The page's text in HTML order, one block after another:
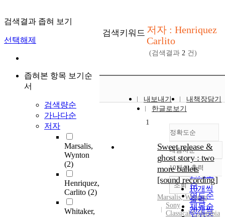
검색결과 좁혀 보기
선택해제
좁혀본 항목 보기순
서
검색량순
가나다순
저자
Marsalis,
Wynton
(2)
Henriquez,
Carlito (2)
Whitaker,
검색키워드 저자 : Henriquez
Carlito
(검색결과 2 건)
내보내기
내책장담기
한글로보기
정확도순
정확도
순
인기도
순
연도순
제목순
내림차순
내림차순
10개씩 출력
10개씩
출력
20개씩
조회
1
Sweet release &
ghost story : two
more ballets
[sound recording]
Marsalis, Wynton
Sony
Classical/Columbia